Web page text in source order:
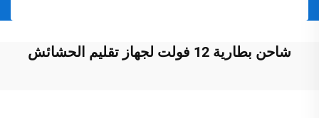
شاحن بطارية 12 فولت لجهاز تقليم الحشائش